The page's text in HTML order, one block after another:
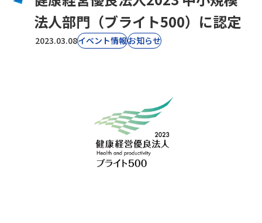
法人部門（ブライト500）に認定
2023.03.08イベント情報お知らせ